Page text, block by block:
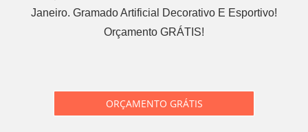
Janeiro. Gramado Artificial Decorativo E Esportivo!
Orçamento GRÁTIS!
ORÇAMENTO GRÁTIS